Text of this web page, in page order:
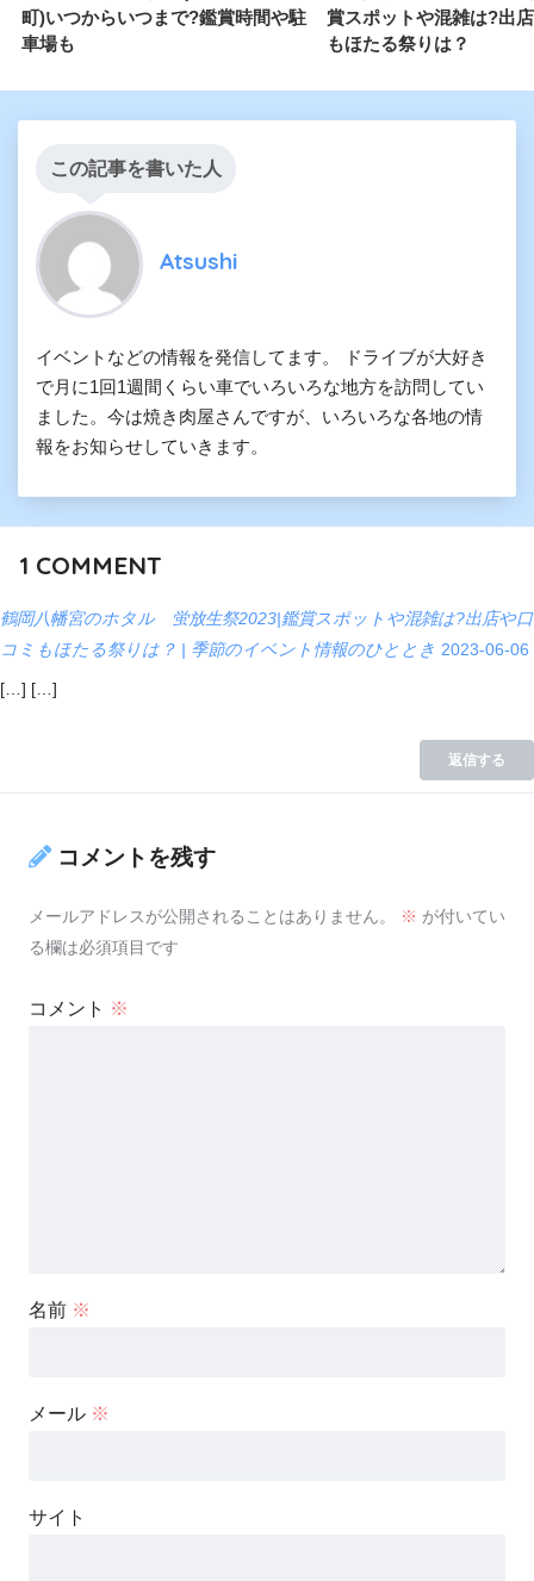
町)いつからいつまで?鑑賞時間や駐
車場も
賞スポットや混雑は?出
もほたる祭りは？
この記事を書いた人
Atsushi
イベントなどの情報を発信してます。 ドライブが大好き
で月に1回1週間くらい車でいろいろな地方を訪問してい
ました。今は焼き肉屋さんですが、いろいろな各地の情
報をお知らせしていきます。
1 COMMENT
鶴岡八幡宮のホタル 蛍放生祭2023|鑑賞スポットや混雑は?出店や口
コミもほたる祭りは？ | 季節のイベント情報のひととき 2023-06-06
[…] […]
返信する
コメントを残す
メールアドレスが公開されることはありません。 ※ が付いてい
る欄は必須項目です
コメント ※
名前 ※
メール ※
サイト